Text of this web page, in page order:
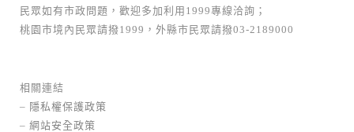
民眾如有市政問題，歡迎多加利用1999專線洽詢；
桃園市境內民眾請撥1999，外縣市民眾請撥03-2189000
相關連結
– 隱私權保護政策
– 網站安全政策